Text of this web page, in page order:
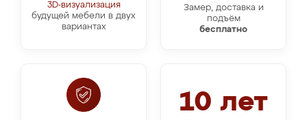
3D-визуализация
будущей мебели в двух
вариантах
Замер, доставка и
подъём
бесплатно
10 лет